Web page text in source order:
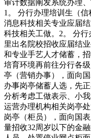
审计数据阐发系统办理
1。 分行办理培训生（
消息科技相关专业应届
科技相关工做。2。 分
里出名院校招收应届结
和专业手艺人才储蓄，
培育环境再前往分行各
亭（营销办事），面向
办事岗亭储蓄人选，先
分析考虑工做表示、小
运营办理机构相关岗亭
岗亭（柜员），面向国
量招收32周岁以下的金